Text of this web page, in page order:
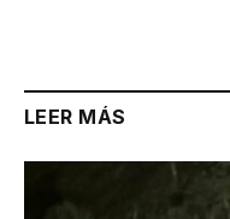
LEER MÁS